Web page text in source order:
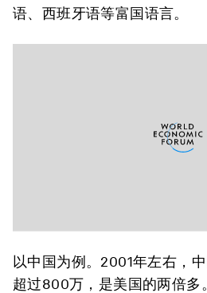
语、西班牙语等富国语言。
以中国为例。2001年左右，
超过800万，是美国的两倍多